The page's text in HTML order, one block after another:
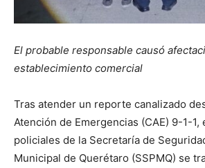
El probable responsable causó
establecimiento comercial
Tras atender un reporte canalizado
Atención de Emergencias (CAE) 9-1-1,
policiales de la Secretaría de
Municipal de Querétaro (SSPMQ) se